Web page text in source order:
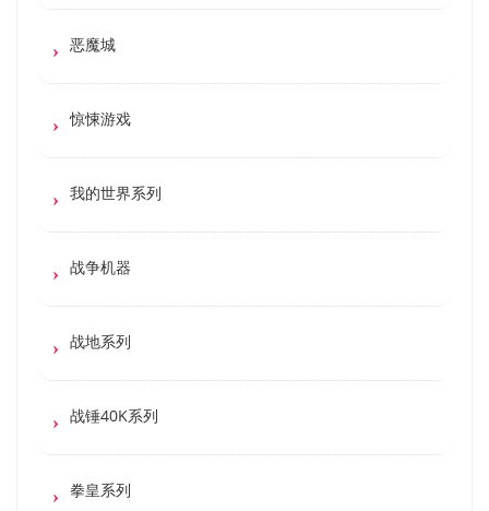
恶魔城
惊悚游戏
我的世界系列
战争机器
战地系列
战锤40K系列
拳皇系列